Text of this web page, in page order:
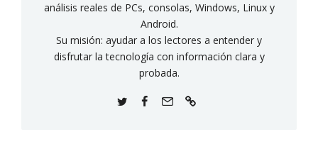
análisis reales de PCs, consolas, Windows, Linux y
Android.
Su misión: ayudar a los lectores a entender y
disfrutar la tecnología con información clara y
probada.